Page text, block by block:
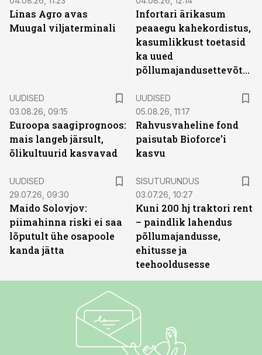
Linas Agro avas
Muugal viljaterminali
Infortari ärikasum
peaaegu kahekordistus,
kasumlikkust toetasid
ka uued
põllumajandusettevõtted
UUDISED
03.08.26, 09:15
Euroopa saagiprognoos:
mais langeb järsult,
õlikultuurid kasvavad
UUDISED
05.08.26, 11:17
Rahvusvaheline fond
paisutab Bioforce’i
kasvu
UUDISED
29.07.26, 09:30
Maido Solovjov:
piimahinna riski ei saa
lõputult ühe osapoole
kanda jätta
SISUTURUNDUS
03.07.26, 10:27
Kuni 200 hj traktori rent
– paindlik lahendus
põllumajandusse,
ehitusse ja
teehooldusesse